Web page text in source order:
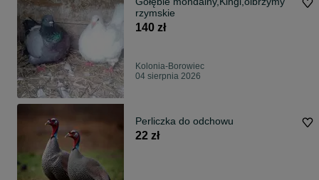
rzymskie
140 zł
Kolonia-Borowiec
04 sierpnia 2026
Perliczka do odchowu
22 zł